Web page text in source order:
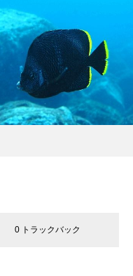
0 トラックバック